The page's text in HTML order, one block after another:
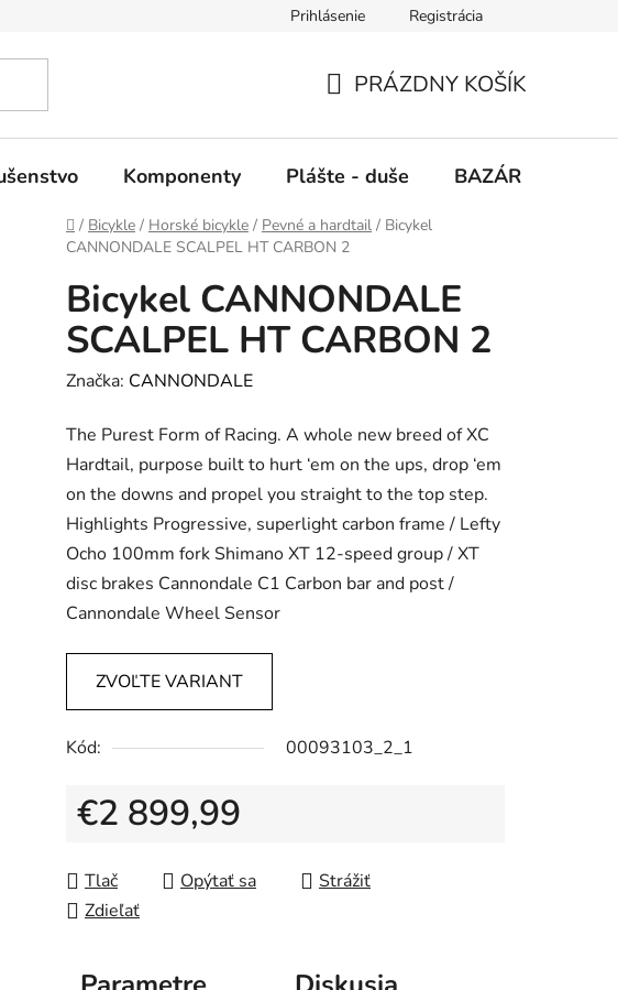
Prihlásenie Registrácia
KOŠÍK
PRÁZDNY KOŠÍK
Komponenty Plášte - duše BAZÁR
Domov
/ Bicykle / Horské bicykle / Pevné a hardtail / Bicykel
CANNONDALE SCALPEL HT CARBON 2
Bicykel CANNONDALE
SCALPEL HT CARBON 2
Značka: CANNONDALE
The Purest Form of Racing. A whole new breed of XC
Hardtail, purpose built to hurt ‘em on the ups, drop ‘em
on the downs and propel you straight to the top step.
Highlights Progressive, superlight carbon frame / Lefty
Ocho 100mm fork Shimano XT 12-speed group / XT
disc brakes Cannondale C1 Carbon bar and post /
Cannondale Wheel Sensor
ZVOĽTE VARIANT
Kód: 00093103_2_1
€2 899,99
Tlač
Opýtať sa
Strážiť
Zdieľať